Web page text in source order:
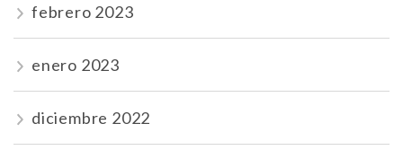
febrero 2023
enero 2023
diciembre 2022